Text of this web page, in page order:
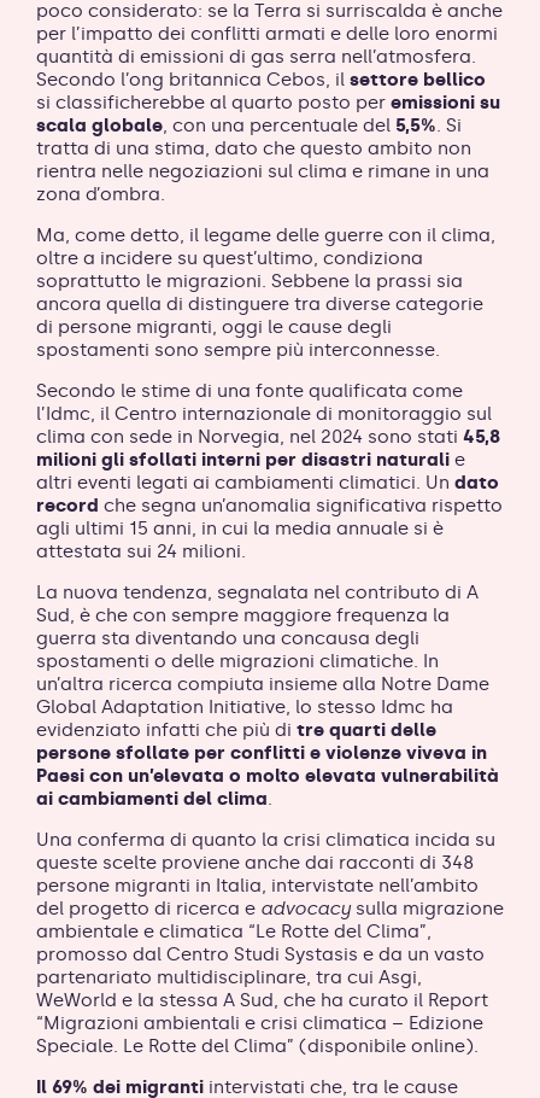
poco considerato: se la Terra si surriscalda è anche
per l’impatto dei conflitti armati e delle loro enormi
quantità di emissioni di gas serra nell’atmosfera.
Secondo l’ong britannica Cebos, il settore bellico
si classificherebbe al quarto posto per emissioni su
scala globale, con una percentuale del 5,5%. Si
tratta di una stima, dato che questo ambito non
rientra nelle negoziazioni sul clima e rimane in una
zona d’ombra.
Ma, come detto, il legame delle guerre con il clima,
oltre a incidere su quest’ultimo, condiziona
soprattutto le migrazioni. Sebbene la prassi sia
ancora quella di distinguere tra diverse categorie
di persone migranti, oggi le cause degli
spostamenti sono sempre più interconnesse.
Secondo le stime di una fonte qualificata come
l’Idmc, il Centro internazionale di monitoraggio sul
clima con sede in Norvegia, nel 2024 sono stati 45,8
milioni gli sfollati interni per disastri naturali e
altri eventi legati ai cambiamenti climatici. Un dato
record che segna un’anomalia significativa rispetto
agli ultimi 15 anni, in cui la media annuale si è
attestata sui 24 milioni.
La nuova tendenza, segnalata nel contributo di A
Sud, è che con sempre maggiore frequenza la
guerra sta diventando una concausa degli
spostamenti o delle migrazioni climatiche. In
un’altra ricerca compiuta insieme alla Notre Dame
Global Adaptation Initiative, lo stesso Idmc ha
evidenziato infatti che più di tre quarti delle
persone sfollate per conflitti e violenze viveva in
Paesi con un’elevata o molto elevata vulnerabilità
ai cambiamenti del clima.
Una conferma di quanto la crisi climatica incida su
queste scelte proviene anche dai racconti di 348
persone migranti in Italia, intervistate nell’ambito
del progetto di ricerca e advocacysulla migrazione
ambientale e climatica “Le Rotte del Clima”,
promosso dal Centro Studi Systasis e da un vasto
partenariato multidisciplinare, tra cui Asgi,
WeWorld e la stessa A Sud, che ha curato il Report
“Migrazioni ambientali e crisi climatica – Edizione
Speciale. Le Rotte del Clima” (disponibile online).
Il 69% dei migranti intervistati che, tra le cause